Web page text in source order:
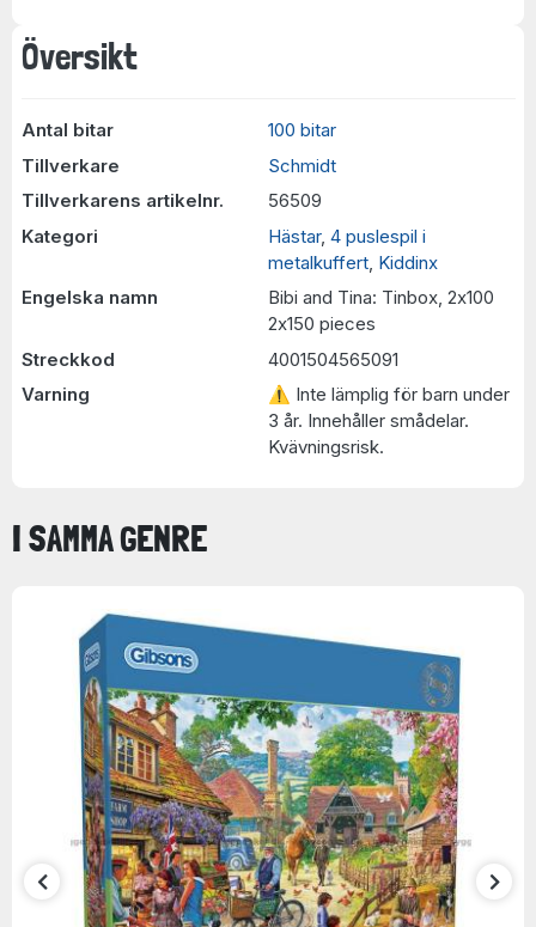
Översikt
Antal bitar
100 bitar
Tillverkare
Schmidt
Tillverkarens artikelnr.
56509
Kategori
Hästar, 4 puslespil i
metalkuffert Kiddinx
Engelska namn
Bibi and Tina: Tinbox, 2x100
2x150 pieces
Streckkod
4001504565091
Varning
⚠ Inte lämplig för barn under
3 år. Innehåller smådelar.
Kvävningsrisk.
I SAMMA GENRE